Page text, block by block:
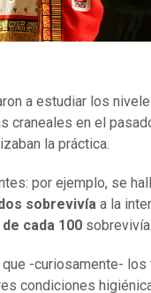
a estudiar los
craneales en el
la práctica.
por ejemplo, se
sobrevivía a la
de cada 100 sobrevivía.
-curiosamente- los
condiciones